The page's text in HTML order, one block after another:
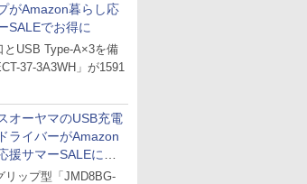
がAmazon暮らし応
SALEでお得に
とUSB Type-A×3を備
37-3A3WH」が1591
オーヤマのUSB充電
ライバーがAmazon
援サマーSALEに登
リップ型「JMD8BG-